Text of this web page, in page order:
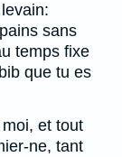
sans
temps fixe
que tu es
et tout
ne, tant